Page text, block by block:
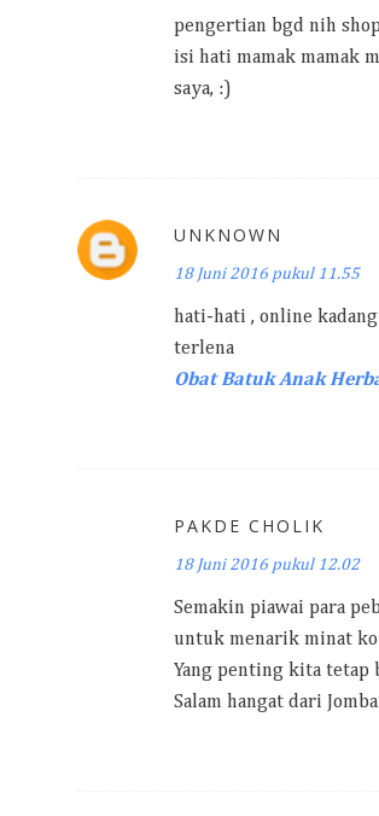
pengertian bgd nih
isi hati mamak mamak
saya, :)
UNKNOWN
18 Juni 2016 pukul 11.55
hati-hati , online
terlena
Obat Batuk Anak
PAKDE CHOLIK
18 Juni 2016 pukul 12.02
Semakin piawai para
untuk menarik minat
Yang penting kita tetap
Salam hangat dari